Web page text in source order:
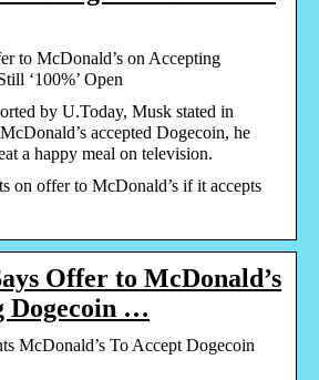
to McDonald’s on Accepting
‘100%’ Open
by U.Today, Musk stated in
accepted Dogecoin, he
a happy meal on television.
on offer to McDonald’s if it accepts
Offer to McDonald’s
Dogecoin …
McDonald’s To Accept Dogecoin